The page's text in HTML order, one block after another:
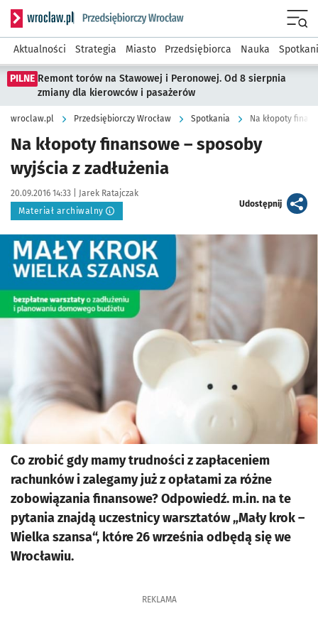
Serwis informacyjny wroclaw.pl podserwis: Strategia
Aktualności Strategia Miasto Przedsiębiorca Nauka
PILNE Remont torów na Stawowej i Peronowej. Od 8 sierpnia
zmiany dla kierowców i pasażerów
wroclaw.pl Przedsiębiorczy Wrocław Spotkania Na kłopoty
Na kłopoty finansowe – sposoby
wyjścia z zadłużenia
Data publikacji:
20.09.2016 14:33 | Autor:
Jarek Ratajczak
Materiał archiwalny
Udostępnijartykuł
Kliknij, aby powiększyć
Co zrobić gdy mamy trudności z zapłaceniem
rachunków i zalegamy już z opłatami za różne
zobowiązania finansowe? Odpowiedź. m.in. na te
pytania znajdą uczestnicy warsztatów „Mały krok –
Wielka szansa“, które 26 września odbędą się we
Wrocławiu.
REKLAMA